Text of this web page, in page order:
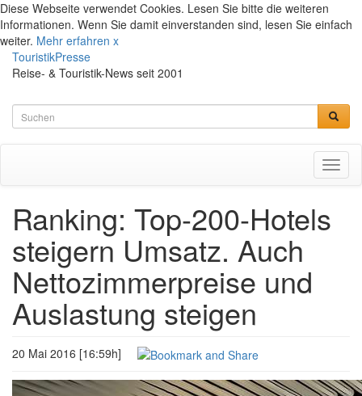
Diese Webseite verwendet Cookies. Lesen Sie bitte die weiteren
Informationen. Wenn Sie damit einverstanden sind, lesen Sie einfach
weiter. Mehr erfahren x
TouristikPresse
Reise- & Touristik-News seit 2001
Ranking: Top-200-Hotels
steigern Umsatz. Auch
Nettozimmerpreise und
Auslastung steigen
20 Mai 2016 [16:59h]